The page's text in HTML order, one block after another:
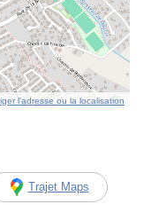
l’adresse ou la localisation
Trajet Maps